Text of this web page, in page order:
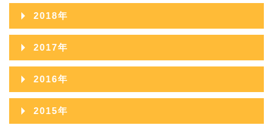
2025年03月
2025年02月
2025年01月
2024年06月
2024年05月
2024年03月
2024年02月
2023年07月
2023年06月
2023年05月
2023年03月
2022年08月
2022年07月
2022年06月
2022年05月
2021年09月
2021年08月
2021年07月
2021年06月
2020年11月
2020年10月
2020年09月
2020年08月
2020年07月
2019年12月
2019年11月
2019年10月
2019年09月
2019年08月
2018年
2018年12月
2018年11月
2018年10月
2018年09月
2017年
2017年12月
2017年11月
2016年
2016年12月
2015年